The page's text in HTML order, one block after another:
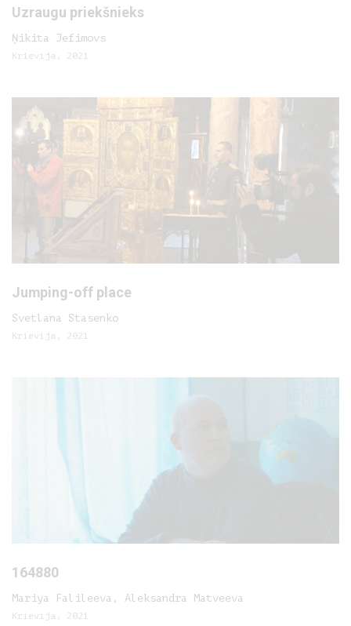
Uzraugu priekšnieks
Ņikita Jefimovs
Krievija, 2021
Jumping-off place
Svetlana Stasenko
Krievija, 2021
164880
Mariya Falileeva, Aleksandra Matveeva
Krievija, 2021